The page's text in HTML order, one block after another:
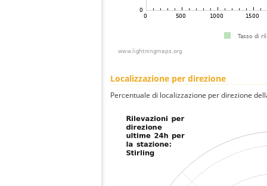
Localizzazione per direzione
Percentuale di localizzazione per direzione